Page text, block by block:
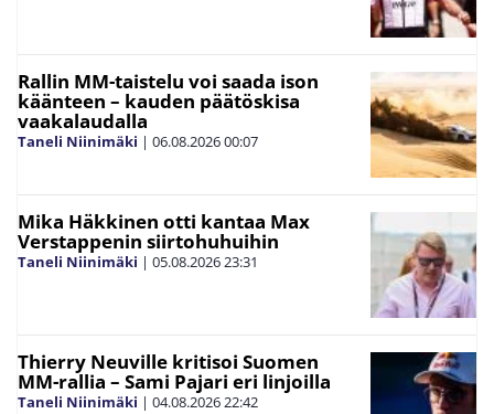
Rallin MM-taistelu voi saada ison
käänteen – kauden päätöskisa
vaakalaudalla
Taneli Niinimäki | 06.08.202600:07
Mika Häkkinen otti kantaa Max
Verstappenin siirtohuhuihin
Taneli Niinimäki | 05.08.202623:31
Thierry Neuville kritisoi Suomen
MM-rallia – Sami Pajari eri linjoilla
Taneli Niinimäki | 04.08.202622:42